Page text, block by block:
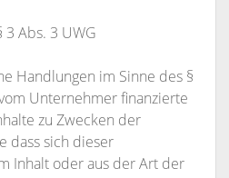
3 Abs. 3 UWG
Handlungen im Sinne des §
Unternehmer finanzierte
zu Zwecken der
dass sich dieser
Inhalt oder aus der Art der